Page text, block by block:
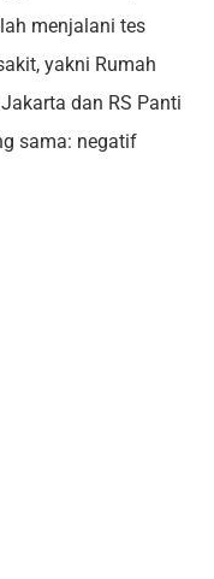
menjalani tes
yakni Rumah
dan RS Panti
sama: negatif